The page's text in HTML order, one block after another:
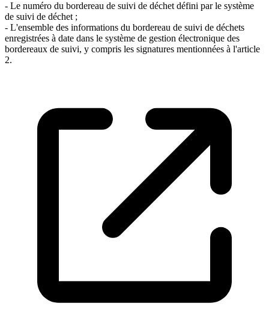
- Le numéro du bordereau de suivi de déchet défini par le système
de suivi de déchet ;
- L'ensemble des informations du bordereau de suivi de déchets
enregistrées à date dans le système de gestion électronique des
bordereaux de suivi, y compris les signatures mentionnées à l'article
2.